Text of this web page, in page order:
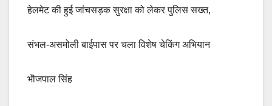
हेलमेट की हुई जांचसड़क सुरक्षा को लेकर पुलिस सख्त,
संभल-असमोली बाईपास पर चला विशेष चेकिंग अभियान
भॊजपाल सिंह